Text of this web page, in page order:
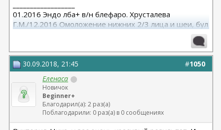
01.2016 Эндо лба+ в/н блефаро. Хрусталева
Г.М./12.2016 Омоложение нижних 2/3 лица и шеи, бул
#1050
30.09.2018, 21:45
Еленаса
Новичок
Beginner+
Благодарил(а): 2 раз(а)
Поблагодарили: 0 раз(а) в 0 сообщениях